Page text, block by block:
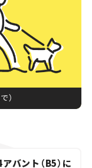
）
バント（B5）に
シー
採用情報